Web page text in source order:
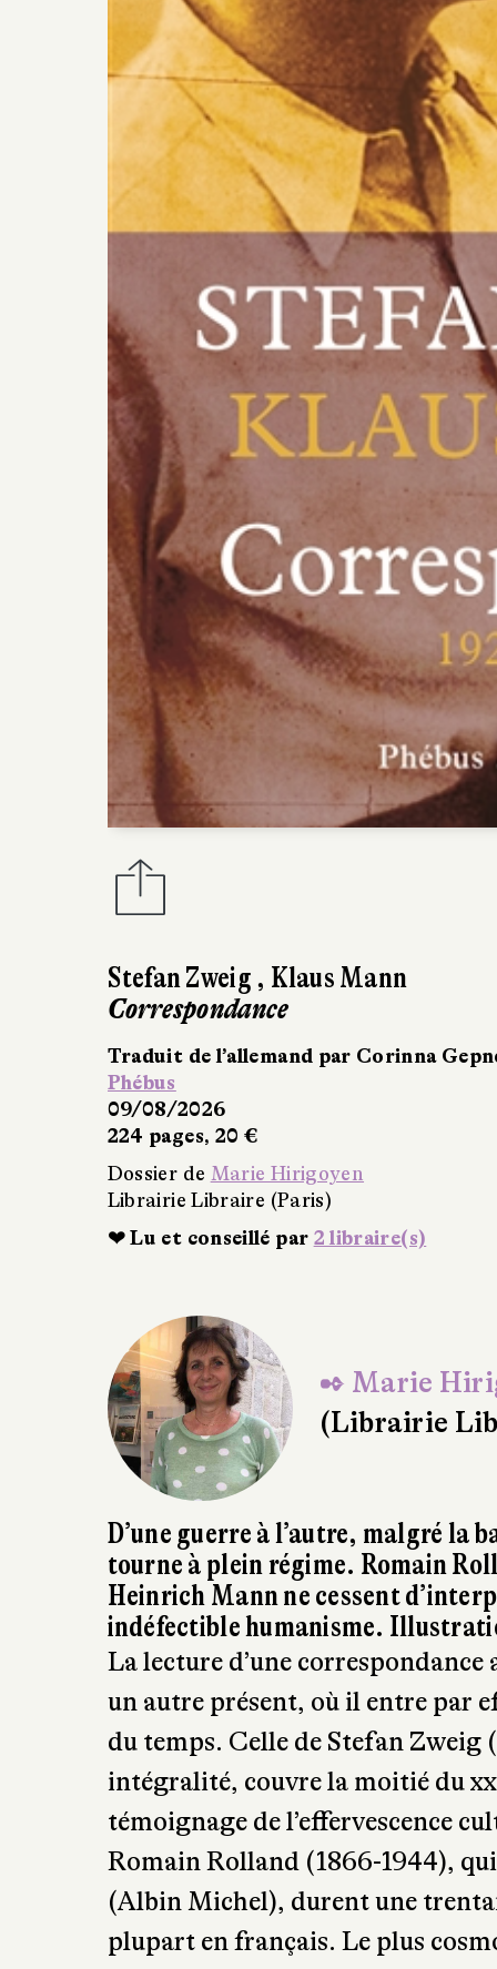
Manfred Flugge
Le Bleu des anges
Traduit de l’allemand
Grasset
05/02/2014
177 pages, 14,50 €
Dossier de Marie Hirigoyen
Librairie Libraire (Paris)
✒ Marie
(Librairie
D’une guerre à l’autre, malgré
tourne à plein régime. Romain
Heinrich Mann ne cessent
indéfectible humanisme.
La lecture d’une
un autre présent, où il entre par
du temps. Celle de Stefan Zweig
intégralité, couvre la moitié du xx
témoignage de l’effervescence
Romain Rolland (1866-1944),
(Albin Michel), durent une
plupart en français. Le plus